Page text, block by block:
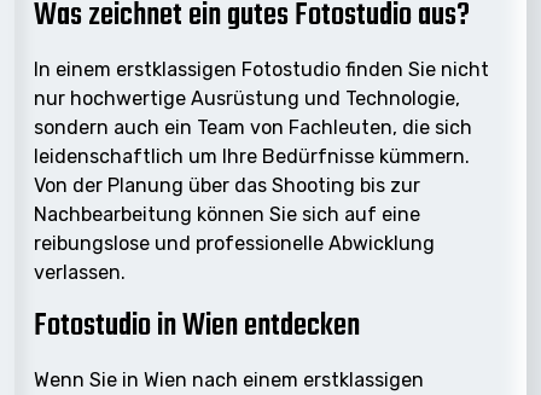
Was zeichnet ein gutes Fotostudio aus?
In einem erstklassigen Fotostudio finden Sie nicht
nur hochwertige Ausrüstung und Technologie,
sondern auch ein Team von Fachleuten, die sich
leidenschaftlich um Ihre Bedürfnisse kümmern.
Von der Planung über das Shooting bis zur
Nachbearbeitung können Sie sich auf eine
reibungslose und professionelle Abwicklung
verlassen.
Fotostudio in Wien entdecken
Wenn Sie in Wien nach einem erstklassigen